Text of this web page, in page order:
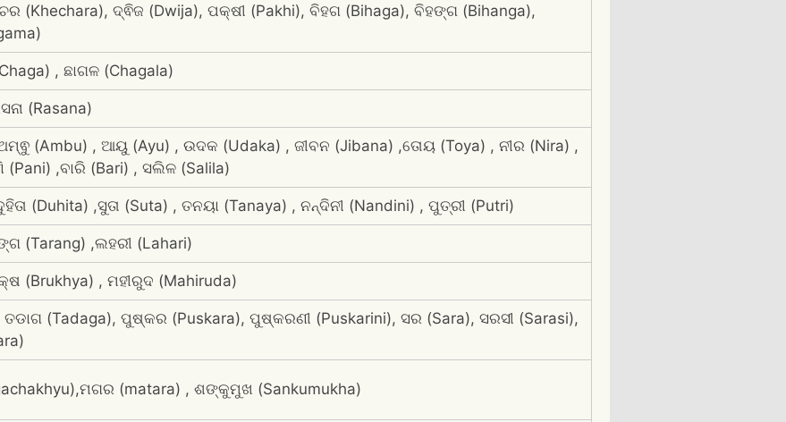
(Khechara), ଦ୍ଵିଜ (Dwija), ପକ୍ଷୀ (Pakhi), ବିହଗ (Bihaga), ବିହଙ୍ଗ (Bihanga),
, ଛାଗଳ (Chagala)
(Rasana)
(Ambu) , ଆୟୁ (Ayu) , ଉଦକ (Udaka) , ଜୀବନ (Jibana) ,ତୋୟ (Toya) , ନୀର (Nira) ,
(Pani) ,ବାରି (Bari) , ସଲିଳ (Salila)
(Duhita) ,ସୁତା (Suta) , ତନୟା (Tanaya) , ନନ୍ଦିନୀ (Nandini) , ପୁତ୍ରୀ (Putri)
(Tarang) ,ଲହରୀ (Lahari)
(Brukhya) , ମହୀରୁଦ (Mahiruda)
ତଡାଗ (Tadaga), ପୁଷ୍କର (Puskara), ପୁଷ୍କରଣୀ (Puskarini), ସର (Sara), ସରସୀ (Sarasi),
(matara) , ଶଙ୍କୁମୁଖ (Sankumukha)